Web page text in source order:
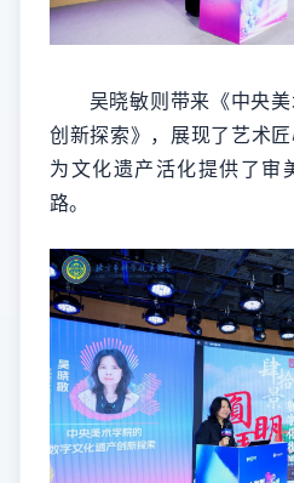
吴晓敏则带来《中央美
创新探索》，展现了艺术匠
为文化遗产活化提供了审
路。